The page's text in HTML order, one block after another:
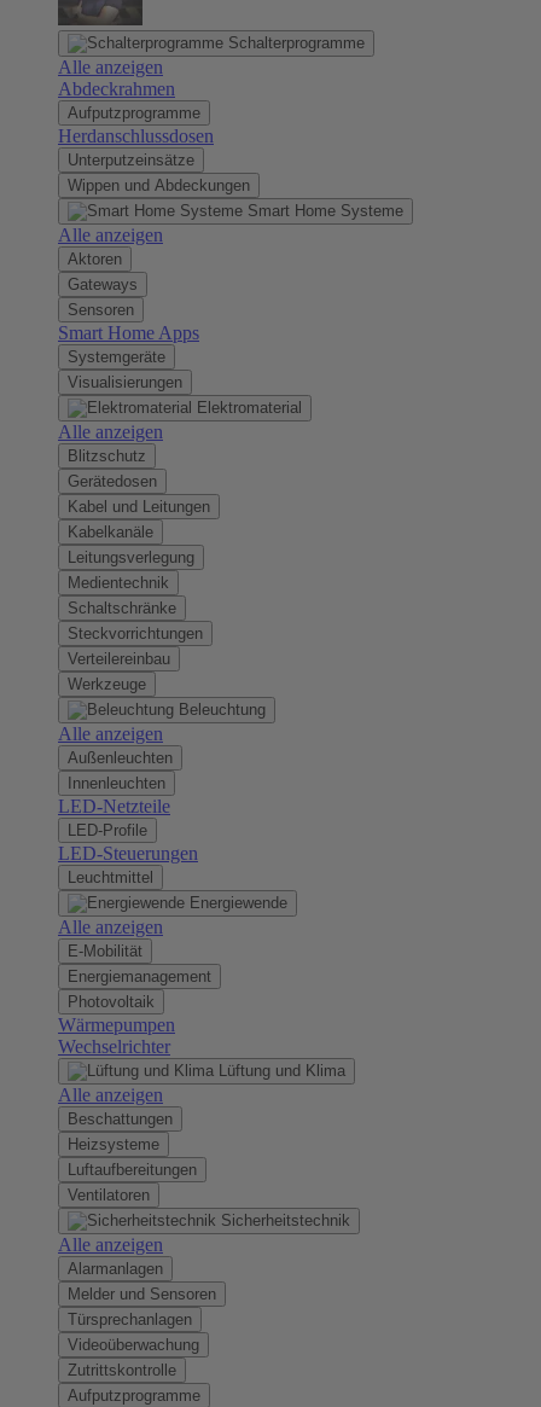
Schalterprogramme
Alle anzeigen
Abdeckrahmen
Aufputzprogramme
Herdanschlussdosen
Unterputzeinsätze
Wippen und Abdeckungen
Smart Home Systeme
Alle anzeigen
Aktoren
Gateways
Sensoren
Smart Home Apps
Systemgeräte
Visualisierungen
Elektromaterial
Alle anzeigen
Blitzschutz
Gerätedosen
Kabel und Leitungen
Kabelkanäle
Leitungsverlegung
Medientechnik
Schaltschränke
Steckvorrichtungen
Verteilereinbau
Werkzeuge
Beleuchtung
Alle anzeigen
Außenleuchten
Innenleuchten
LED-Netzteile
LED-Profile
LED-Steuerungen
Leuchtmittel
Energiewende
Alle anzeigen
E-Mobilität
Energiemanagement
Photovoltaik
Wärmepumpen
Wechselrichter
Lüftung und Klima
Alle anzeigen
Beschattungen
Heizsysteme
Luftaufbereitungen
Ventilatoren
Sicherheitstechnik
Alle anzeigen
Alarmanlagen
Melder und Sensoren
Türsprechanlagen
Videoüberwachung
Zutrittskontrolle
Aufputzprogramme